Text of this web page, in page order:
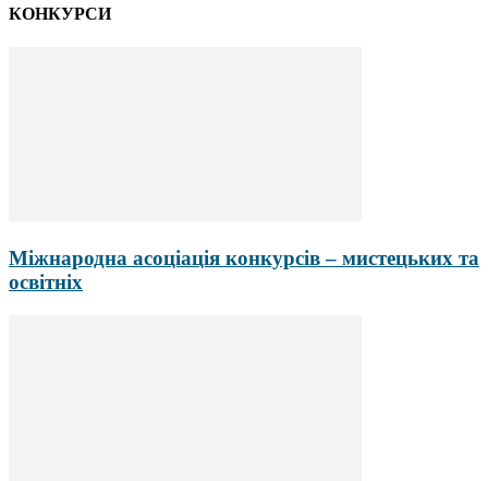
КОНКУРСИ
Міжнародна асоціація конкурсів – мистецьких та
освітніх